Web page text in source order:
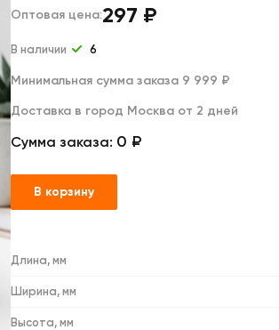
Мягкие брелоки
Оптовая цена:297 ₽
В наличии 6
Минимальная сумма заказа 9 999 ₽
Доставка в город Москва от 2 дней
Сумма заказа: 0 ₽
В корзину
Длина, мм
Ширина, мм
Высота, мм